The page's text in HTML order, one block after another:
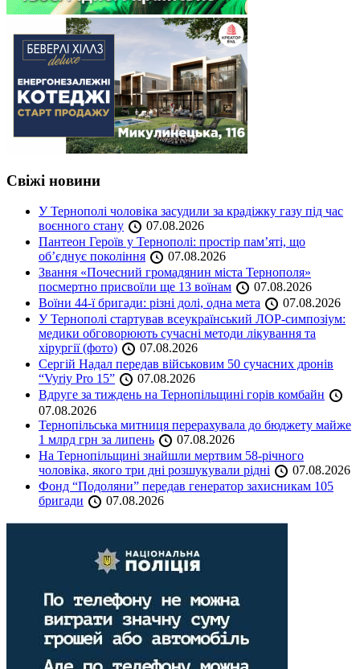
Свіжі новини
У Тернополі чоловіка засудили за крадіжку газу під час
воєнного стану
07.08.2026
Пантеон Героїв у Тернополі: простір пам’яті, що
об’єднує покоління
07.08.2026
Звання «Почесний громадянин міста Тернополя»
посмертно присвоїли ще 13 воїнам
07.08.2026
Воїни 44-ї бригади: різні долі, одна мета
07.08.2026
У Тернополі стартував всеукраїнський ЛОР-симпозіум:
медики обговорюють сучасні методи лікування та
хірургії (фото)
07.08.2026
Сергій Надал передав військовим 50 сучасних дронів
“Vyriy Pro 15”
07.08.2026
Вдруге за тиждень на Тернопільщині горів комбайн
07.08.2026
Тернопільська митниця перерахувала до бюджету майже
1 млрд грн за липень
07.08.2026
На Тернопільщині знайшли мертвим 58-річного
чоловіка, якого три дні розшукували рідні
07.08.2026
Фонд “Подоляни” передав генератор захисникам 105
бригади
07.08.2026